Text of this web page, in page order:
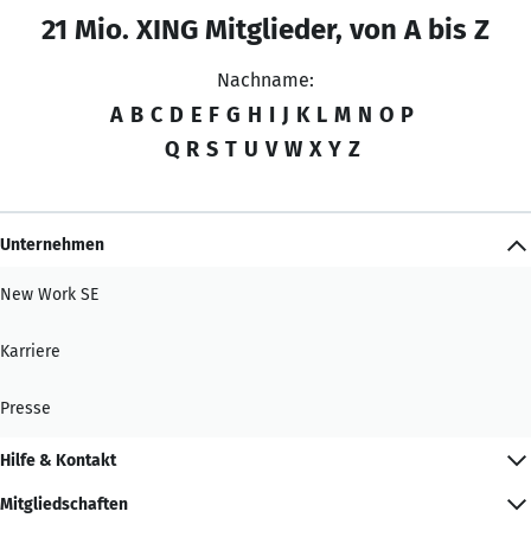
21 Mio. XING Mitglieder, von A bis Z
Nachname:
A B C D E F G H I J K L M N O P
Q R S T U V W X Y Z
Unternehmen
New Work SE
Karriere
Presse
Hilfe & Kontakt
Mitgliedschaften